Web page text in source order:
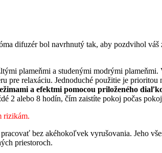
difuzér bol navrhnutý tak, aby pozdvihol váš
plameňmi a studenými modrými plameňmi.
relaxáciu. Jednoduché použitie je prioritou
a efektmi pomocou priloženého
2 alebo 8 hodín, čím zaistíte pokoj počas
rizikám.
bez akéhokoľvek vyrušovania. Jeho
priestoroch.